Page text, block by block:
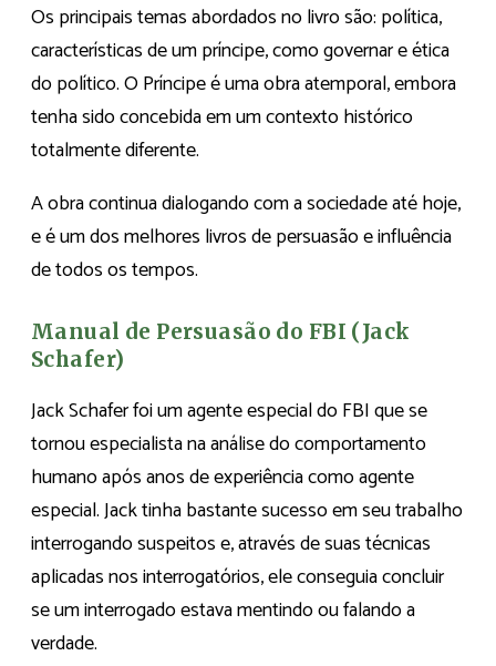
Os principais temas abordados no livro são: política,
características de um príncipe, como governar e ética
do político. O Príncipe é uma obra atemporal, embora
tenha sido concebida em um contexto histórico
totalmente diferente.
A obra continua dialogando com a sociedade até hoje,
e é um dos melhores livros de persuasão e influência
de todos os tempos.
Manual de Persuasão do FBI (Jack
Schafer)
Jack Schafer foi um agente especial do FBI que se
tornou especialista na análise do comportamento
humano após anos de experiência como agente
especial. Jack tinha bastante sucesso em seu trabalho
interrogando suspeitos e, através de suas técnicas
aplicadas nos interrogatórios, ele conseguia concluir
se um interrogado estava mentindo ou falando a
verdade.